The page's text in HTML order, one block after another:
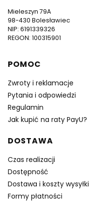
Mieleszyn 79A
98-430 Bolesławiec
NIP: 6191339326
REGON: 100315901
Linki w stopce
POMOC
Zwroty i reklamacje
Pytania i odpowiedzi
Regulamin
Jak kupić na raty PayU?
DOSTAWA
Czas realizacji
Dostępność
Dostawa i koszty wysyłki
Formy płatności